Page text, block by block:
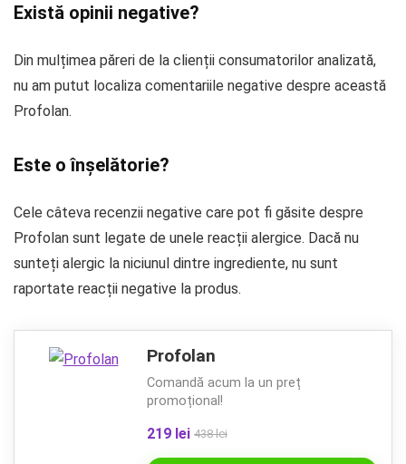
Există opinii negative?
Din mulțimea păreri de la clienții consumatorilor analizată,
nu am putut localiza comentariile negative despre această
Profolan.
Este o înșelătorie?
Cele câteva recenzii negative care pot fi găsite despre
Profolan sunt legate de unele reacții alergice. Dacă nu
sunteți alergic la niciunul dintre ingrediente, nu sunt
raportate reacții negative la produs.
Profolan
Comandă acum la un preț
promoțional!
219 lei 438 lei